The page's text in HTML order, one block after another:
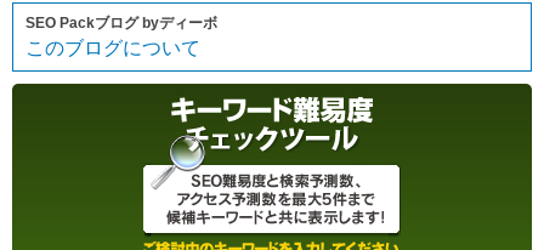
SEO Packブログ byディーボ
このブログについて